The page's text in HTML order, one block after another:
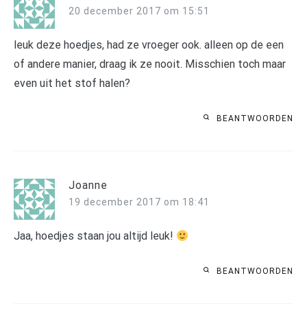
20 december 2017 om 15:51
leuk deze hoedjes, had ze vroeger ook. alleen op de een
of andere manier, draag ik ze nooit. Misschien toch maar
even uit het stof halen?
BEANTWOORDEN
Joanne
19 december 2017 om 18:41
Jaa, hoedjes staan jou altijd leuk!
BEANTWOORDEN